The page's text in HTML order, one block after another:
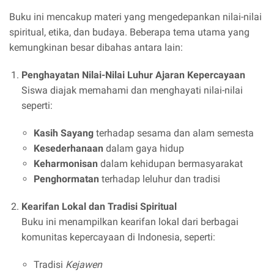
Buku ini mencakup materi yang mengedepankan nilai-nilai
spiritual, etika, dan budaya. Beberapa tema utama yang
kemungkinan besar dibahas antara lain:
Penghayatan Nilai-Nilai Luhur Ajaran Kepercayaan
Siswa diajak memahami dan menghayati nilai-nilai
seperti:
Kasih Sayang terhadap sesama dan alam semesta
Kesederhanaan dalam gaya hidup
Keharmonisan dalam kehidupan bermasyarakat
Penghormatan terhadap leluhur dan tradisi
Kearifan Lokal dan Tradisi Spiritual
Buku ini menampilkan kearifan lokal dari berbagai
komunitas kepercayaan di Indonesia, seperti:
Tradisi Kejawen